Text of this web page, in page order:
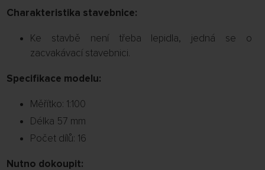
Charakteristika stavebnice:
Ke stavbě není třeba lepidla, jedná se o
zacvakávací stavebnici.
Specifikace modelu:
Měřítko: 1:100
Délka 57 mm
Počet dílů: 16
Nutno dokoupit: